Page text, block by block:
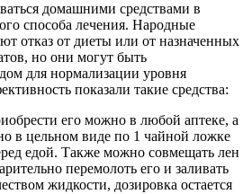
домашними средствами в
способа лечения. Народные
отказ от диеты или от назначенных
но они могут быть
для нормализации уровня
показали такие средства:
его можно в любой аптеке, а
в цельном виде по 1 чайной ложке
едой. Также можно совмещать лен
перемолоть его и заливать
жидкости, дозировка остается